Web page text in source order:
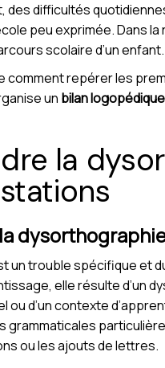
des difficultés
peu exprimée. Dans la
scolaire d’un enfant.
comment repérer les
un bilan logopédique
la
un trouble spécifique et
elle résulte d’un
ou d’un contexte
grammaticales
ou les ajouts de lettres.